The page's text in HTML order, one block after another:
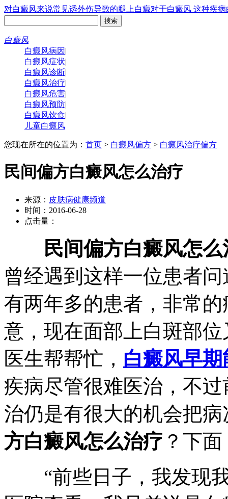
对白癜风来说常见诱外伤导致的腿上白癜对于白癜风 这种疾病
白癜风
白癜风病因 |
白癜风症状|
白癜风诊断|
白癜风治疗|
白癜风危害|
白癜风预防|
白癜风饮食|
儿童白癜风
您现在所在的位置为： 首页 > 白癜风偏方 > 白癜风治疗偏方
民间偏方白癜风怎么治疗
来源： 皮肤病健康频道
时间：2016-06-28
点击量：
民间偏方白癜风怎么
曾经遇到这样一位患者
有两年多的患者，非常
意，现在面部上白斑部
医生帮帮忙， 白癜风早
疾病尽管很难医治，不
治仍是有很大的机会把
方白癜风怎么治疗 ？下
“前些日子，我发现我